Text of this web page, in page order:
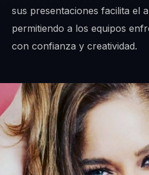
sus presentaciones facilita el
permitiendo a los equipos
con confianza y creatividad.